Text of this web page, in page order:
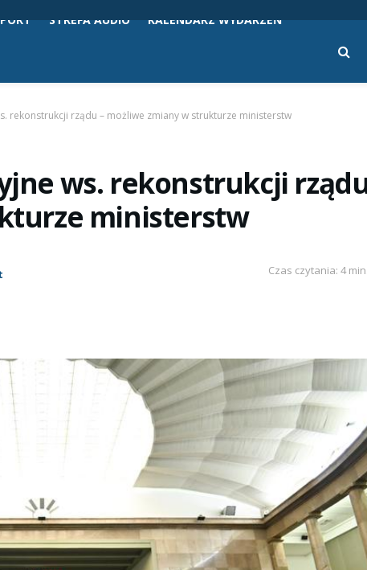
STREFA AUDIO KALENDARZ WYDARZEŃ
rekonstrukcji rządu – możliwe zmiany w strukturze ministerstw
ws. rekonstrukcji
ministerstw
Czas czytania: 4 min.